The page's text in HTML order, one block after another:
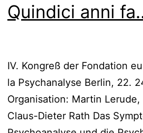
Quindici anni
IV. Kongreß der Fondation
la Psychanalyse Berlin, 22.
Organisation: Martin Lerude,
Claus-Dieter Rath Das